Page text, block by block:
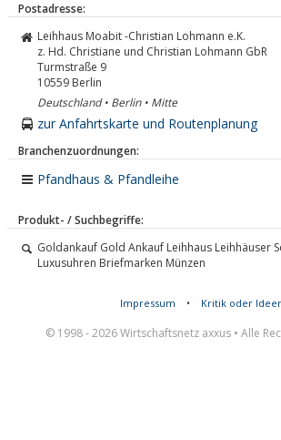
Postadresse:
Leihhaus Moabit -Christian Lohmann e.K.
z. Hd. Christiane und Christian Lohmann GbR
Turmstraße 9
10559 Berlin
Deutschland • Berlin • Mitte
zur Anfahrtskarte und Routenplanung
Branchenzuordnungen:
Pfandhaus & Pfandleihe
Produkt- / Suchbegriffe:
Goldankauf Gold Ankauf Leihhaus Leihhäuser
Luxusuhren Briefmarken Münzen
Impressum • Kritik oder
© 1998 - 2026 Wirtschaftsnetz axxus • Alle